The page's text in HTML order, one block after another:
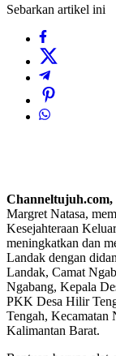
Sebarkan artikel ini
Margret Natasa,
Kesejahteraan
meningkatkan dan
Landak dengan
Landak, Camat
Ngabang, Kepala
PKK Desa Hilir
Tengah, Kecamatan
Kalimantan Barat.